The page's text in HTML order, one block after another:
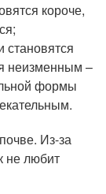
короче,
неизменным –
формы
Из-за
не любит